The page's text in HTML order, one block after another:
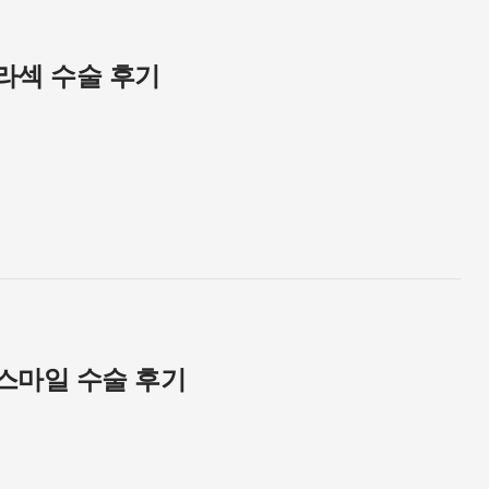
섹 수술 후기
마일 수술 후기